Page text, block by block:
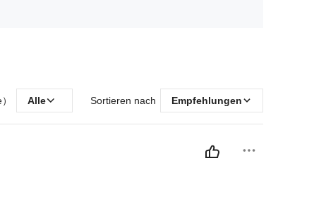
Alle Sortieren nach Empfehlungen